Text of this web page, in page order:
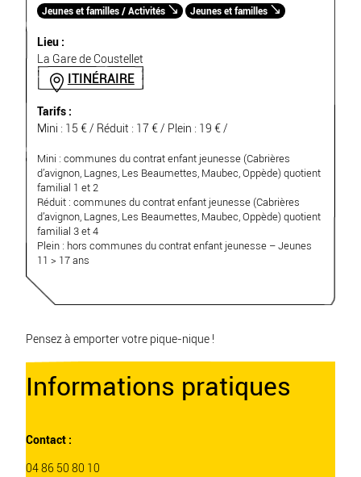
Jeunes et familles / Activités Jeunes et familles
Lieu :
La Gare de Coustellet
ITINÉRAIRE
Tarifs :
Mini : 15 € / Réduit : 17 € / Plein : 19 € /
Mini : communes du contrat enfant jeunesse (Cabrières
d’avignon, Lagnes, Les Beaumettes, Maubec, Oppède) quotient
familial 1 et 2
Réduit : communes du contrat enfant jeunesse (Cabrières
d’avignon, Lagnes, Les Beaumettes, Maubec, Oppède) quotient
familial 3 et 4
Plein : hors communes du contrat enfant jeunesse – Jeunes
11 > 17 ans
Pensez à emporter votre pique-nique !
Informations pratiques
Contact :
04 86 50 80 10